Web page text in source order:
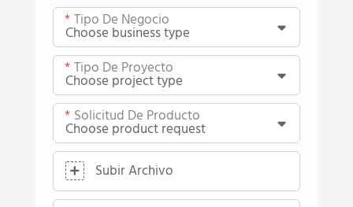
Tipo De Negocio
Tipo De Proyecto
Solicitud De Producto
Subir Archivo